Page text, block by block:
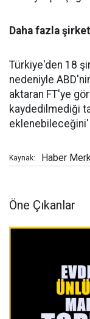
Daha fazla
Türkiye'den 18
nedeniyle
aktaran FT'ye
kaydedilmediği
Kaynak: Haber
Öne Çıkanlar